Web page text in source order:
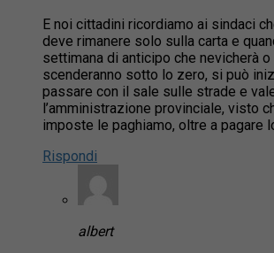
E noi cittadini ricordiamo ai sindaci
deve rimanere solo sulla carta e
settimana di anticipo che nevicherà
scenderanno sotto lo zero, si può
passare con il sale sulle strade e
l’amministrazione provinciale, visto
imposte le paghiamo, oltre a pagare
Rispondi
albert